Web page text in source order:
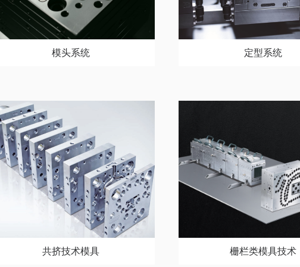
模头系统 定型系统
共挤技术模具 栅栏类模具技术